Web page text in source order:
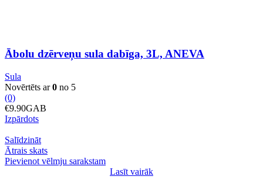
Ābolu dzērveņu sula dabīga, 3L, ANEVA
Sula
Novērtēts ar0 no 5
(0)
€9.90GAB
Izpārdots
Salīdzināt
Ātrais skats
Pievienot vēlmju sarakstam
Lasīt vairāk